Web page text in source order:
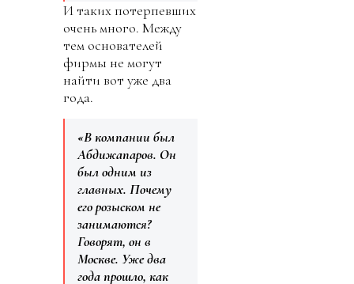
И таких потерпевших
очень много. Между
тем основателей
фирмы не могут
найти вот уже два
года.
«В компании был
Абдижапаров. Он
был одним из
главных. Почему
его розыском не
занимаются?
Говорят, он в
Москве. Уже два
года прошло, как